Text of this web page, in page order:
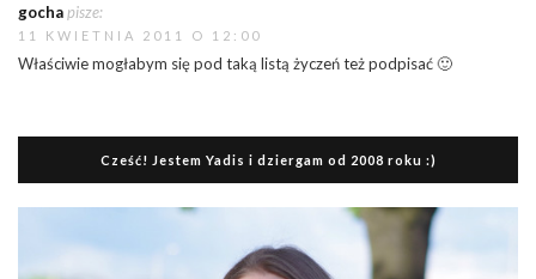
gochapisze:
11 KWIETNIA 2011 O 12:00
Właściwie mogłabym się pod taką listą życzeń też podpisać 🙂
Cześć! Jestem Yadis i dziergam od 2008 roku :)